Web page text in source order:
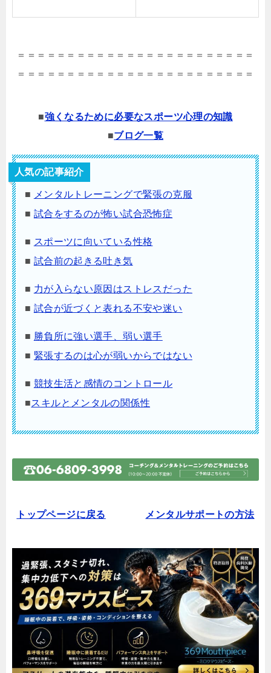
＝＝＝＝＝＝＝＝＝＝＝＝＝＝＝＝＝＝＝＝＝＝＝＝
＝＝＝＝＝＝＝＝＝＝＝＝＝＝＝＝＝＝＝＝＝＝＝＝
■強くなるために必要なスポーツ心理の知識
■ブログ一覧
人気の記事紹介
■ メンタルトレーニングで緊張の克服
■ 試合をするのが怖い試合恐怖症
■ スポーツに向いている性格
■ 試合前の起きる吐き気
■ 力が入らない原因はストレスだった
■ 試合が近づくと表れる不安や迷い
■ 勝負所に強い選手、弱い選手
■ 緊張するのは心が弱いからではない
■ 競技生活と感情のコントロール
■スキルとメンタルの関係性
トップページに戻る メンタルサポートの方法